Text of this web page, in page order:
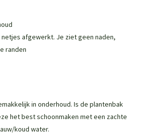
afgewerkt. Je ziet geen naden,
randen
in onderhoud. Is de plantenbak
het best schoonmaken met een zachte
koud water.